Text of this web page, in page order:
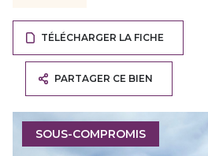
TÉLÉCHARGER LA FICHE
PARTAGER CE BIEN
SOUS-COMPROMIS